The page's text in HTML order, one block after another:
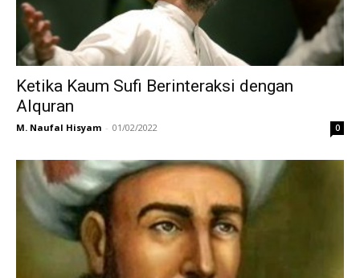
Ketika Kaum Sufi Berinteraksi dengan
Alquran
M. Naufal Hisyam - 01/02/2022 0